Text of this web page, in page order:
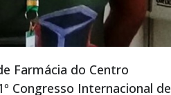
Farmácia do Centro
Congresso Internacional de